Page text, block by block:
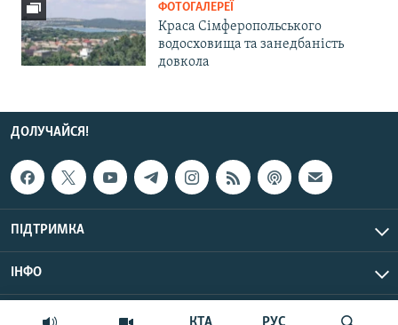
ФОТОГАЛЕРЕЇ
Краса Сімферопольського
водосховища та занедбаність
довкола
ДОЛУЧАЙСЯ!
ПІДТРИМКА
ІНФО
© Крим.Реалії, 2026 | Усі права застережено.